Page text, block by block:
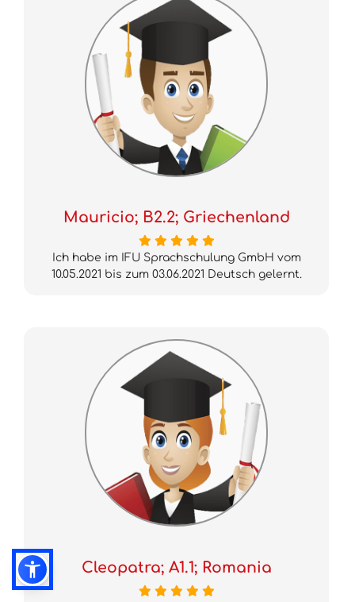
Mauricio; B2.2; Griechenland
Ich habe im IFU Sprachschulung GmbH vom
10.05.2021 bis zum 03.06.2021 Deutsch gelernt.
Cleopatra; A1.1; Romania